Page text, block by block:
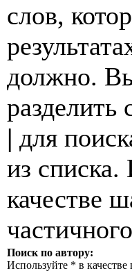
слов,
должно.
разделить
| для
из списка.
качестве
Поиск по автору:
Используйте * в качестве